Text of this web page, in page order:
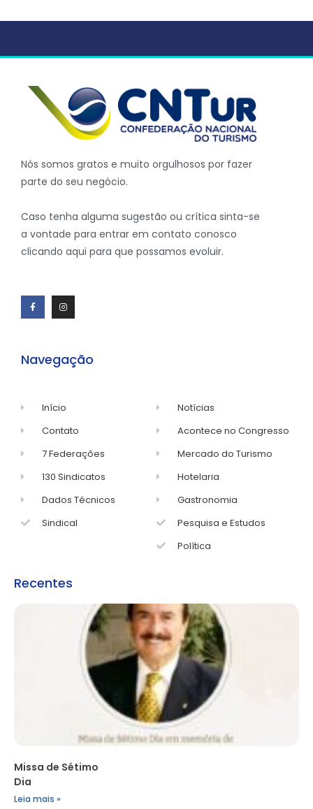
Nós somos gratos e muito orgulhosos por fazer
parte do seu negócio.
Caso tenha alguma sugestão ou crítica sinta-se
a vontade para entrar em contato conosco
clicando aqui para que possamos evoluir.
Navegação
Início
Contato
7 Federações
130 Sindicatos
Dados Técnicos
Sindical
Notícias
Acontece no Congresso
Mercado do Turismo
Hotelaria
Gastronomia
Pesquisa e Estudos
Política
Recentes
Missa de Sétimo
Dia
Leia mais »